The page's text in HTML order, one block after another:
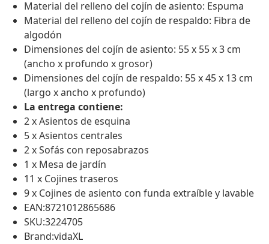
Material del relleno del cojín de asiento: Espuma
Material del relleno del cojín de respaldo: Fibra de
algodón
Dimensiones del cojín de asiento: 55 x 55 x 3 cm
(ancho x profundo x grosor)
Dimensiones del cojín de respaldo: 55 x 45 x 13 cm
(largo x ancho x profundo)
La entrega contiene:
2 x Asientos de esquina
5 x Asientos centrales
2 x Sofás con reposabrazos
1 x Mesa de jardín
11 x Cojines traseros
9 x Cojines de asiento con funda extraíble y lavable
EAN:8721012865686
SKU:3224705
Brand:vidaXL